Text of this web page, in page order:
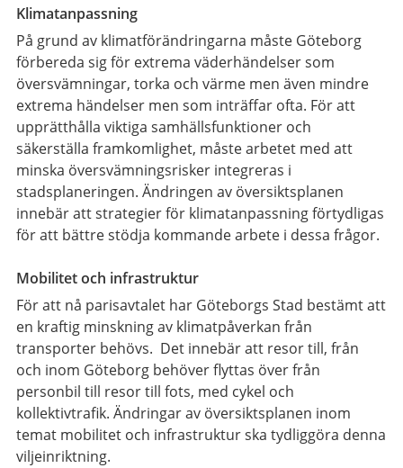
Klimatanpassning
På grund av klimatförändringarna måste Göteborg
förbereda sig för extrema väderhändelser som
översvämningar, torka och värme men även mindre
extrema händelser men som inträffar ofta. För att
upprätthålla viktiga samhällsfunktioner och
säkerställa framkomlighet, måste arbetet med att
minska översvämningsrisker integreras i
stadsplaneringen. Ändringen av översiktsplanen
innebär att strategier för klimatanpassning förtydligas
för att bättre stödja kommande arbete i dessa frågor.
Mobilitet och infrastruktur
För att nå parisavtalet har Göteborgs Stad bestämt att
en kraftig minskning av klimatpåverkan från
transporter behövs. Det innebär att resor till, från
och inom Göteborg behöver flyttas över från
personbil till resor till fots, med cykel och
kollektivtrafik. Ändringar av översiktsplanen inom
temat mobilitet och infrastruktur ska tydliggöra denna
viljeinriktning.